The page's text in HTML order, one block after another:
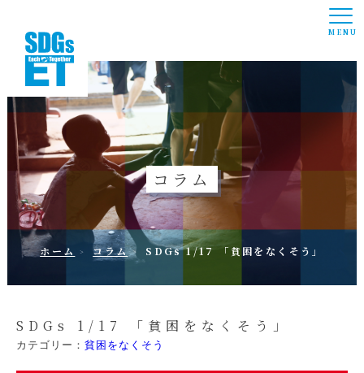
MENU
コラム
ホーム コラム SDGs 1/17 「貧困をなくそう」
SDGs 1/17 「貧困をなくそう」
カテゴリー： 貧困をなくそう